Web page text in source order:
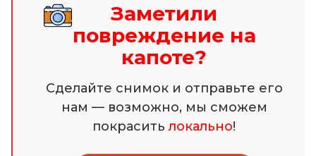
Заметили
повреждение на
капоте?
Сделайте снимок и отправьте его
нам — возможно, мы сможем
покраситьлокально!